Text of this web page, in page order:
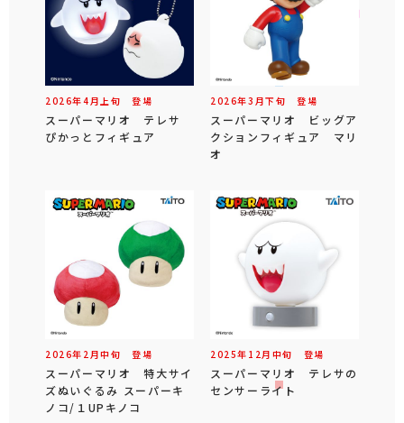
2026年4 月 上旬 登場
スーパーマリオ テレサ
ぴかっとフィギュア
2026年3 月下旬 登場
スーパーマリオ ビッグア
クションフィギュア マリ
オ
2026年 2 月中旬 登場
スーパーマリオ 特大サイ
ズぬいぐるみ スーパーキ
ノコ/１UPキノコ
2025年 12 月 中旬 登場
スーパーマリオ テレサの
センサーライト